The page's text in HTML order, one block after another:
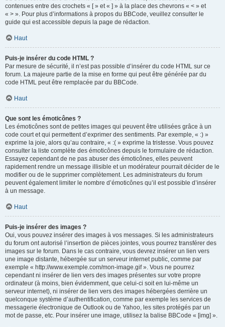
contenues entre des crochets « [ » et « ] » à la place des chevrons « < » et
« > ». Pour plus d’informations à propos du BBCode, veuillez consulter le
guide qui est accessible depuis la page de rédaction.
Haut
Puis-je insérer du code HTML ?
Par mesure de sécurité, il n’est pas possible d’insérer du code HTML sur ce
forum. La majeure partie de la mise en forme qui peut être générée par du
code HTML peut être remplacée par du BBCode.
Haut
Que sont les émoticônes ?
Les émoticônes sont de petites images qui peuvent être utilisées grâce à un
code court et qui permettent d’exprimer des sentiments. Par exemple, « :) »
exprime la joie, alors qu’au contraire, « :( » exprime la tristesse. Vous pouvez
consulter la liste complète des émoticônes depuis le formulaire de rédaction.
Essayez cependant de ne pas abuser des émoticônes, elles peuvent
rapidement rendre un message illisible et un modérateur pourrait décider de le
modifier ou de le supprimer complètement. Les administrateurs du forum
peuvent également limiter le nombre d’émoticônes qu’il est possible d’insérer
à un message.
Haut
Puis-je insérer des images ?
Oui, vous pouvez insérer des images à vos messages. Si les administrateurs
du forum ont autorisé l’insertion de pièces jointes, vous pourrez transférer des
images sur le forum. Dans le cas contraire, vous devrez insérer un lien vers
une image distante, hébergée sur un serveur internet public, comme par
exemple « http://www.exemple.com/mon-image.gif ». Vous ne pourrez
cependant ni insérer de lien vers des images présentes sur votre propre
ordinateur (à moins, bien évidemment, que celui-ci soit en lui-même un
serveur internet), ni insérer de lien vers des images hébergées derrière un
quelconque système d’authentification, comme par exemple les services de
messagerie électronique de Outlook ou de Yahoo, les sites protégés par un
mot de passe, etc. Pour insérer une image, utilisez la balise BBCode « [img] ».